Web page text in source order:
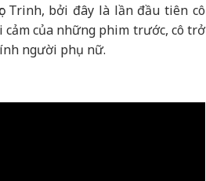
Trinh, bởi đây là lần đầu tiên cô
của những phim trước, cô trở
người phụ nữ.